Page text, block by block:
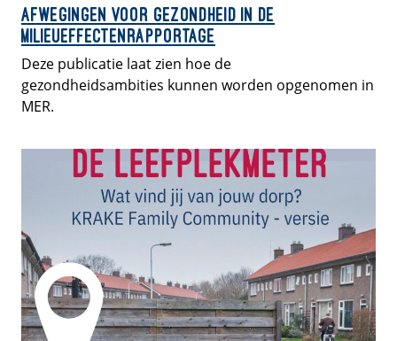
Afwegingen voor gezondheid in de
milieueffectenrapportage
Deze publicatie laat zien hoe de
gezondheidsambities kunnen worden opgenomen in
MER.